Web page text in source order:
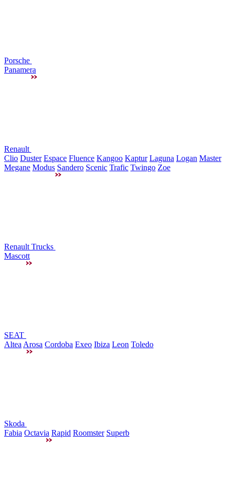
Porsche
Panamera
Renault
Clio Duster Espace Fluence Kangoo Kaptur Laguna Logan Master
Megane Modus Sandero Scenic Trafic Twingo Zoe
Renault Trucks
Mascott
SEAT
Altea Arosa Cordoba Exeo Ibiza Leon Toledo
Skoda
Fabia Octavia Rapid Roomster Superb